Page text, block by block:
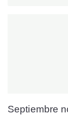
Septiembre